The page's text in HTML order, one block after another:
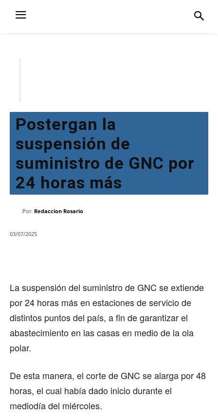
Postergan la
suspensión de
suministro de GNC por
24 horas más
Por: Redaccion Rosario
03/07/2025
La suspensión del suministro de GNC se extiende
por 24 horas más en estaciones de servicio de
distintos puntos del país, a fin de garantizar el
abastecimiento en las casas en medio de la ola
polar.
De esta manera, el corte de GNC se alarga por 48
horas, el cual había dado inicio durante el
mediodía del miércoles.